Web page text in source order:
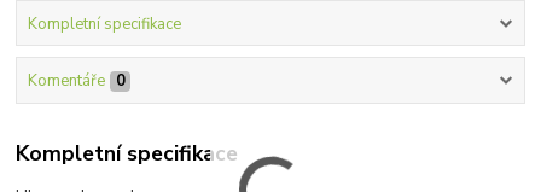
Kompletní specifikace
Komentáře 0
Kompletní specifikace